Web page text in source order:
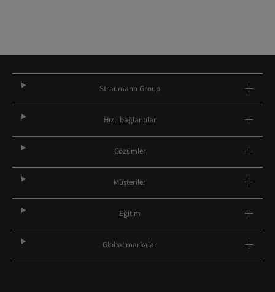
Straumann Group
Hızlı bağlantılar
Çözümler
Müşteriler
Eğitim
Global markalar